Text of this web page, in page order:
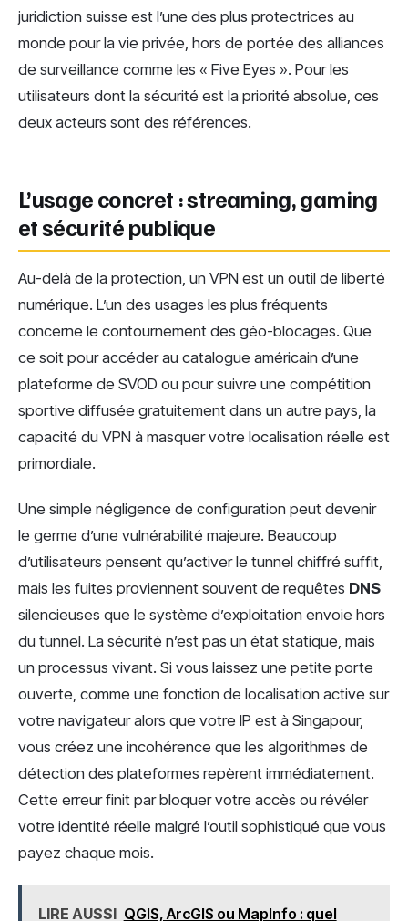
juridiction suisse est l’une des plus protectrices au
monde pour la vie privée, hors de portée des alliances
de surveillance comme les « Five Eyes ». Pour les
utilisateurs dont la sécurité est la priorité absolue, ces
deux acteurs sont des références.
L’usage concret : streaming, gaming
et sécurité publique
Au-delà de la protection, un VPN est un outil de liberté
numérique. L’un des usages les plus fréquents
concerne le contournement des géo-blocages. Que
ce soit pour accéder au catalogue américain d’une
plateforme de SVOD ou pour suivre une compétition
sportive diffusée gratuitement dans un autre pays, la
capacité du VPN à masquer votre localisation réelle est
primordiale.
Une simple négligence de configuration peut devenir
le germe d’une vulnérabilité majeure. Beaucoup
d’utilisateurs pensent qu’activer le tunnel chiffré suffit,
mais les fuites proviennent souvent de requêtes DNS
silencieuses que le système d’exploitation envoie hors
du tunnel. La sécurité n’est pas un état statique, mais
un processus vivant. Si vous laissez une petite porte
ouverte, comme une fonction de localisation active sur
votre navigateur alors que votre IP est à Singapour,
vous créez une incohérence que les algorithmes de
détection des plateformes repèrent immédiatement.
Cette erreur finit par bloquer votre accès ou révéler
votre identité réelle malgré l’outil sophistiqué que vous
payez chaque mois.
LIRE AUSSI QGIS, ArcGIS ou MapInfo : quel